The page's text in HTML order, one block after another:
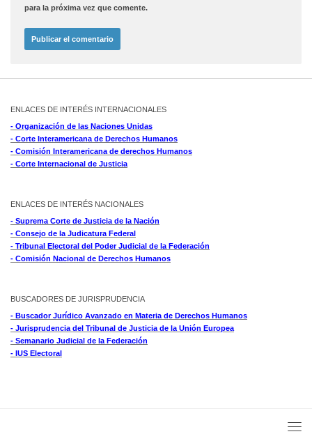
para la próxima vez que comente.
ENLACES DE INTERÉS INTERNACIONALES
- Organización de las Naciones Unidas
- Corte Interamericana de Derechos Humanos
- Comisión Interamericana de derechos Humanos
- Corte Internacional de Justicia
ENLACES DE INTERÉS NACIONALES
- Suprema Corte de Justicia de la Nación
- Consejo de la Judicatura Federal
- Tribunal Electoral del Poder Judicial de la Federación
- Comisión Nacional de Derechos Humanos
BUSCADORES DE JURISPRUDENCIA
- Buscador Jurídico Avanzado en Materia de Derechos Humanos
- Jurisprudencia del Tribunal de Justicia de la Unión Europea
- Semanario Judicial de la Federación
- IUS Electoral